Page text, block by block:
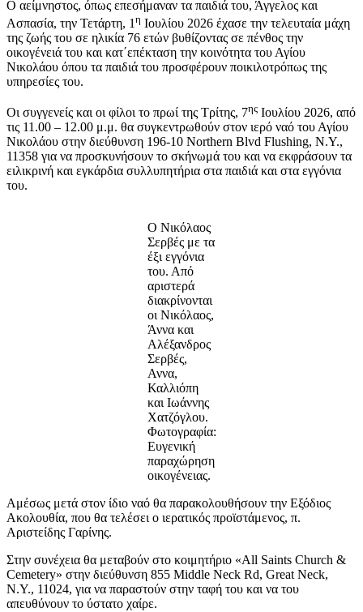
Ο αείμνηστος, όπως επεσήμαναν τα παιδιά του, Άγγελος και
Ασπασία, την Τετάρτη, 1 η Ιουλίου 2026 έχασε την τελευταία μάχη
της ζωής του σε ηλικία 76 ετών βυθίζοντας σε πένθος την
οικογένειά του και κατ΄επέκταση την κοινότητα του Αγίου
Νικολάου όπου τα παιδιά του προσφέρουν ποικιλοτρόπως της
υπηρεσίες του.
Οι συγγενείς και οι φίλοι το πρωί της Τρίτης, 7ης Ιουλίου 2026, από
τις 11.00 – 12.00 μ.μ. θα συγκεντρωθούν στον ιερό ναό του Αγίου
Νικολάου στην διεύθυνση 196-10 Northern Blvd Flushing, N.Y.,
11358 για να προσκυνήσουν το σκήνωμά του και να εκφράσουν τα
ειλικρινή και εγκάρδια συλλυπητήρια στα παιδιά και στα εγγόνια
του.
Ο Νικόλαος
Σερβές με τα
έξι εγγόνια
του. Από
αριστερά
διακρίνονται
οι Νικόλαος,
Άννα και
Αλέξανδρος
Σερβές,
Αννα,
Καλλιόπη
και Ιωάννης
Χατζόγλου.
Φωτογραφία:
Ευγενική
παραχώρηση
οικογένειας.
Αμέσως μετά στον ίδιο ναό θα παρακολουθήσουν την Εξόδιος
Ακολουθία, που θα τελέσει ο ιερατικός προϊστάμενος, π.
Αριστείδης Γαρίνης.
Στην συνέχεια θα μεταβούν στο κοιμητήριο «All Saints Church &
Cemetery» στην διεύθυνση 855 Middle Neck Rd, Great Neck,
N.Y., 11024, για να παραστούν στην ταφή του και να του
απευθύνουν το ύστατο χαίρε.